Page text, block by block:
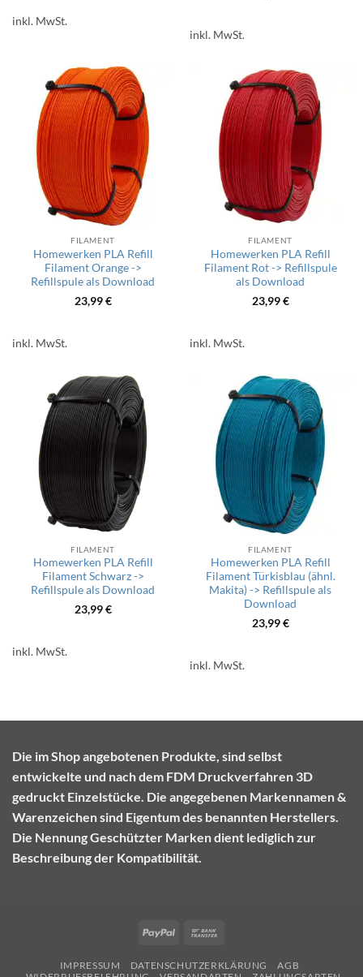
inkl. MwSt.
inkl. MwSt.
FILAMENT
Homewerken PLA Refill
Filament Orange ->
Refillspule als Download
23,99€
inkl. MwSt.
FILAMENT
Homewerken PLA Refill
Filament Rot -> Refillspule
als Download
23,99€
inkl. MwSt.
FILAMENT
Homewerken PLA Refill
Filament Schwarz ->
Refillspule als Download
23,99€
inkl. MwSt.
FILAMENT
Homewerken PLA Refill
Filament Türkisblau (ähnl.
Makita) -> Refillspule als
Download
23,99€
inkl. MwSt.
Die im Shop angebotenen Produkte, sind selbst
entwickelte und nach dem FDM Druckverfahren 3D
gedruckt Einzelstücke. Die angegebenen Markennamen &
Warenzeichen sind Eigentum des benannten Herstellers.
Die Nennung Geschützter Marken dient lediglich zur
Beschreibung der Kompatibilität.
PayPal
IMPRESSUM DATENSCHUTZERKLÄRUNG
AGB